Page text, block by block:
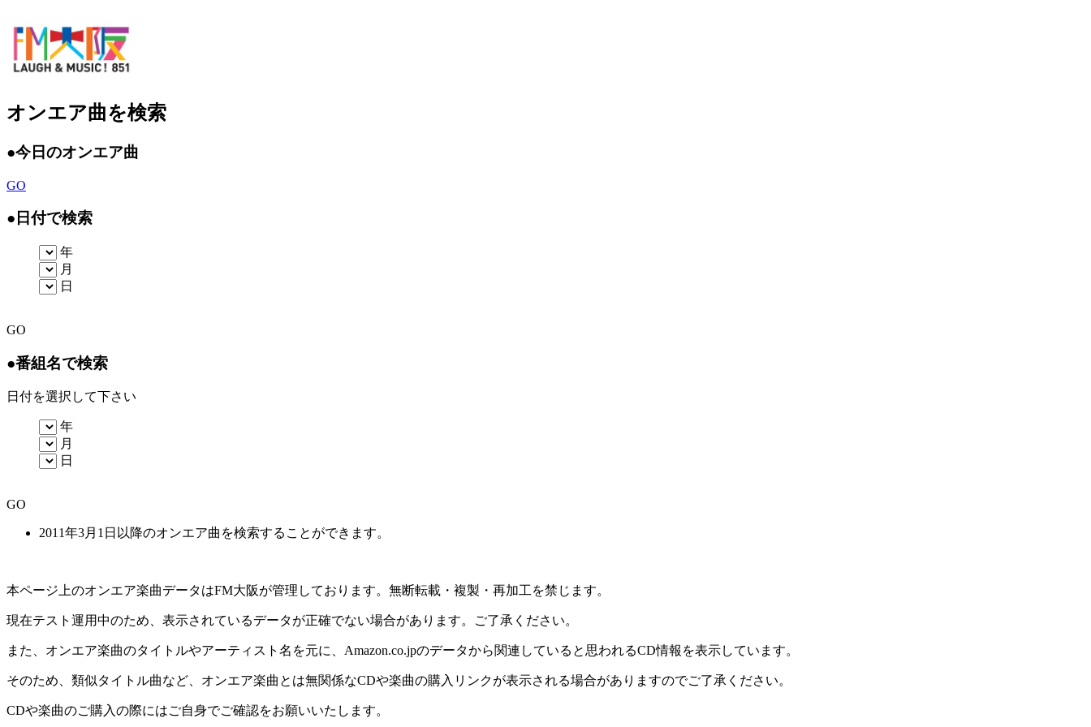
オンエア曲を検索
●今日のオンエア曲
GO
● 日付で検索
年
月
日
GO
●番組名で検索
日付を選択して下さい
年
月
日
GO
2011年3月1日以降のオンエア曲を検索することができます。
本ページ上のオンエア楽曲データはFM大阪が管理しております。無断転載・複製・再加工を禁じます。
現在テスト運用中のため、表示されているデータが正確でない場合があります。ご了承ください。
また、オンエア楽曲のタイトルやアーティスト名を元に、Amazon.co.jpのデータから関連していると思われるCD情報を表示しています。
そのため、類似タイトル曲など、オンエア楽曲とは無関係なCDや楽曲の購入リンクが表示される場合がありますのでご了承ください。
CDや楽曲のご購入の際にはご自身でご確認をお願いいたします。